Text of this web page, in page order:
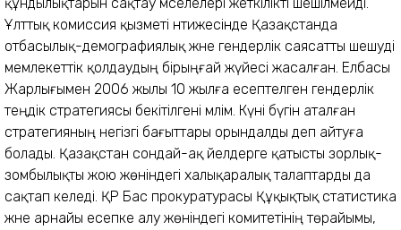
құндылықтарын сақтау мәселелері жеткілікті шешілмейді.
Ұлттық комиссия қызметі нәтижесінде Қазақстанда
отбасылық-демографиялық және гендерлік саясатты шешуді
мемлекеттік қолдаудың бірыңғай жүйесі жасалған. Елбасы
Жарлығымен 2006 жылы 10 жылға есептелген гендерлік
теңдік стратегиясы бекітілгені мәлім. Күні бүгін аталған
стратегияның негізгі бағыттары орындалды деп айтуға
болады. Қазақстан сондай-ақ әйелдерге қатысты зорлық-
зомбылықты жою жөніндегі халықаралық талаптарды да
сақтап келеді. ҚР Бас прокуратурасы Құқықтық статистика
және арнайы есепке алу жөніндегі комитетінің төрайымы,